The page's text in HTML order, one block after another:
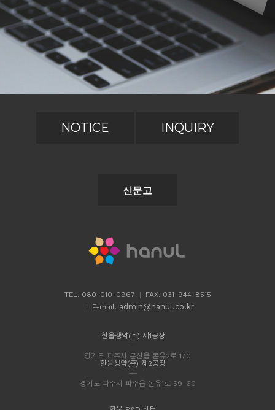
NOTICE INQUIRY
신문고
TEL. 080-010-0967
FAX. 031-944-8515
E-mail. admin@hanul.co.kr
한울생약(주) 제1공장
경기도 파주시 문산읍 돈유2로 170
한울생약(주) 제2공장
경기도 파주시 파주읍 돈유1로 59-60